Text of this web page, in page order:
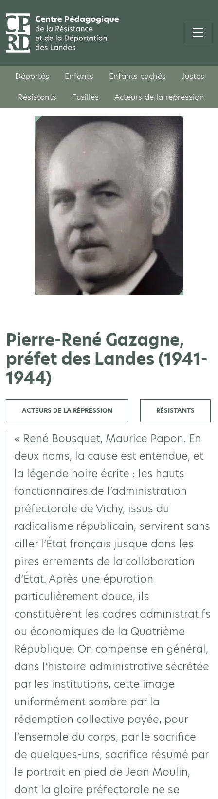
Déportés Enfants Enfants cachés
Justes
Résistants
Fusillés Acteurs de la répression
Pierre-René Gazagne,
préfet des Landes (1941-
1944)
ACTEURS DE LA RÉPRESSION RÉSISTANTS
« René Bousquet, Maurice Papon. En
deux noms, la cause est entendue, et
la légende noire écrite : les hauts
fonctionnaires de l’administration
préfectorale de Vichy, issus du
radicalisme républicain, servirent sans
ciller l’État français jusque dans les
pires errements de la collaboration
d’État. Après une épuration
particulièrement douce, ils
constituèrent les cadres administratifs
ou économiques de la Quatrième
République. On compense en général,
dans l’histoire administrative sécrétée
par les institutions, cette image
uniformément sombre par la
rédemption collective payée, pour
l’ensemble du corps, par le sacrifice
de quelques-uns, sacrifice résumé par
le portrait en pied de Jean Moulin,
dont la gloire préfectorale ne se